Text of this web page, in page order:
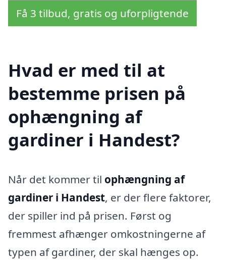
Få 3 tilbud, gratis og uforpligtende
Hvad er med til at
bestemme prisen på
ophængning af
gardiner i Handest?
Når det kommer til ophængning af
gardiner i Handest, er der flere faktorer,
der spiller ind på prisen. Først og
fremmest afhænger omkostningerne af
typen af gardiner, der skal hænges op.